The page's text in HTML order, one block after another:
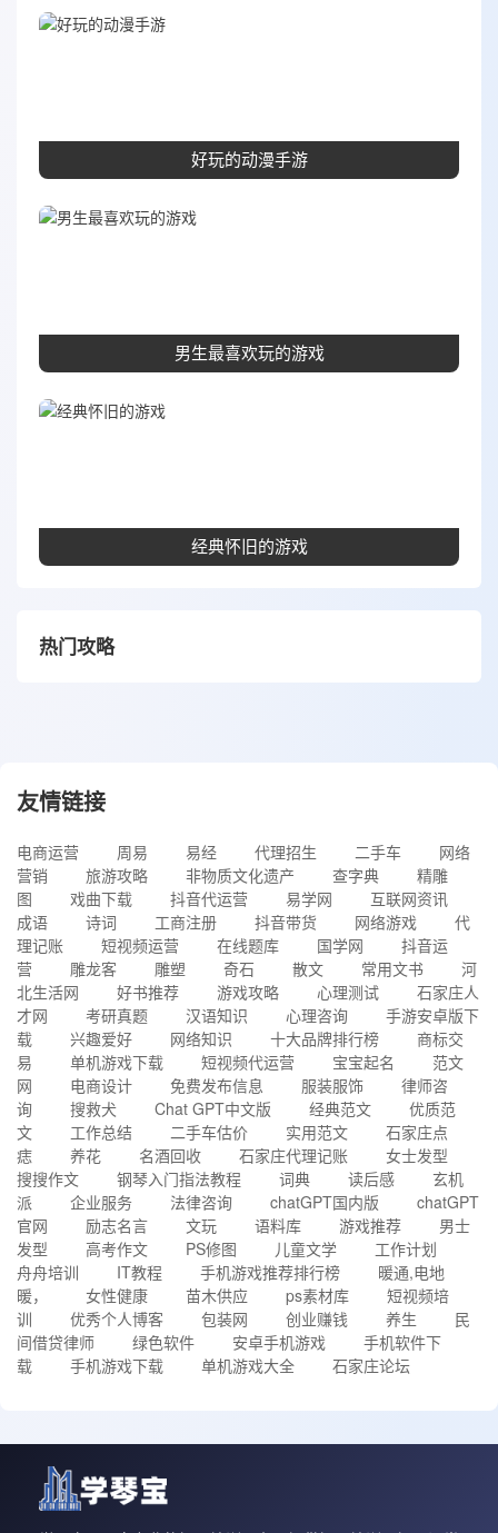
好玩的动漫手游
男生最喜欢玩的游戏
经典怀旧的游戏
热门攻略
友情链接
电商运营 周易 易经 代理招生 二手车
网络
营销
旅游攻略 非物质文化遗产 查字典
精雕
图
戏曲下载 抖音代运营 易学网
互联网资讯
成语
诗词 工商注册 抖音带货 网络游戏
代
理记账
短视频运营 在线题库 国学网
抖音运
营
雕龙客 雕塑 奇石 散文 常用文书
河
北生活网
好书推荐 游戏攻略 心理测试
石家庄人
才网
考研真题 汉语知识 心理咨询
手游安卓版下
载
兴趣爱好 网络知识 十大品牌排行榜
商标交
易
单机游戏下载 短视频代运营 宝宝起名
范文
网
电商设计 免费发布信息 服装服饰
律师咨
询
搜救犬 Chat GPT中文版 经典范文
优质范
文
工作总结 二手车估价 实用范文
石家庄点
痣
养花 名酒回收 石家庄代理记账
女士发型
搜搜作文
钢琴入门指法教程 词典 读后感
玄机
派
企业服务 法律咨询 chatGPT国内版
chatGPT
官网
励志名言 文玩 语料库 游戏推荐
男士
发型
高考作文 PS修图 儿童文学
工作计划
舟舟培训
IT教程 手机游戏推荐排行榜
暖通,电地
暖，
女性健康 苗木供应 ps素材库
短视频培
训
优秀个人博客 包装网 创业赚钱 养生
民
间借贷律师
绿色软件 安卓手机游戏
手机软件下
载
手机游戏下载 单机游戏大全 石家庄论坛